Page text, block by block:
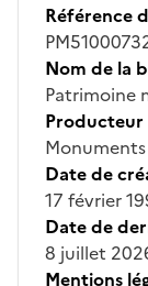
Référence
Nom de la
Patrimoine
Producteur
Date de
17 février
Date de
8 juillet
Mentions